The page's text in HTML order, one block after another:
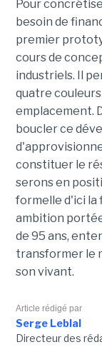
Pour
besoin de
premier
cours de
industriels. Il
quatre
emplacement.
boucler ce
constituer le
serons en
formelle d'ici la
ambition
de 95 ans,
transformer le
son vivant.
Article rédigé par
Serge Leblal
Directeur des